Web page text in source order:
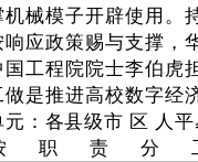
模子开辟使用。
应政策赐与支撑，
工程院院士李伯虎
是推进高校数字经
：各县级市 区 人
职责分